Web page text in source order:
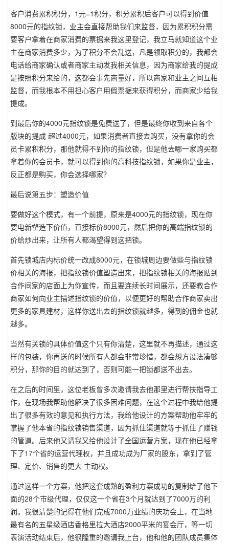
客户消费累积积分，1元=1积分，积分累积后客户可以得到价值
8000元的指纹锁，业主会直接帮助我们来监督，因为累积积分需
要客户拿着在商家消费的票据来我这里登记，我立马就知道这个业
主在商家消费多少，为了积分不会乱送，凡是领取积分的，我都会
电话给商家确认或者商家主动发我相关信息，因为商家给我的提成
是按照积分来给的，这都会事先商量好，所以商家和业主之间互相
监督，而我根本不用担心客户用假票据来获得积分，而商家少给我
提成。
到最后你的4000元指纹锁是免费送了，但是最终你收到来自各个
版块的提成 超过4000元，如果消费者直接去购买，没有拿你的会
员卡累积积分，那他就得不到你的指纹锁，但是他去哪一家购买都
拿着你的会员卡，就可以得到你的高科技指纹锁，如果你是业主，
反正都是购买，你会选择哪家？
最后说第五步：塑造价值
要做好这个模式，有一个前提，原来是4000元的指纹锁，现在你
要电新塑造下价值，直接标价8000元，然后把你的高端指纹锁的
价给炒出来，让所有人都渴望得到这把锁。
首先锁城店内标价统一改成8000元，在锁城周边要做些与指纹锁
价相关的海报，把指纹锁价值塑造出来，把指纹锁相关的海报贴到
合作间家的店面上为你宣传，而且要连续长时间展示，还要教合作
商家如何向业主描述指纹锁的价值，以便更好的帮助合作商家卖出
更多的家具建材，这样你送出去的指纹锁就越多，得到的佣金也就
越多。
当然有关锁的具体价值这个只有你清楚，这里就不再描述，通过这
样的包装，你再送的时候所有人都会非常珍惜，都会想方设法凑够
积分，那你的目的就达到了，否则可能一把锁都送不出去。
在之后的时间里，这位老板曾多次邀请我去他那里进行帮扶指导工
作，在现场我帮助他解决了很多困难问题，在这个过程中我给他提
出了很多有效的意见和执行方法，我给他设计的方案帮助他牢牢的
掌握了他本省的指纹锁销售渠道，因为抓住渠道就等于抓住了赚钱
的管道。后来他又请我又给他设计了全国运营方案，现在他已经拿
下了17个省的运营代理权，并且成功成为厂家的股东，拿到了管
理、定价、销售的更大 主动权。
通过这样一个方案，他把这套成熟的盈利方案成功的复制给了他下
面的28个市级代理，仅仅这一个省在3个月就达到了7000万的利
润。我很清楚的记得在他们完成7000万业绩的庆功会上，在当地
最有名的五星级酒店香格里拉大酒店2000平米的宴会厅，等一切
表演活动结束后，他很隆重的邀请我上台，他和他的团队成员集体